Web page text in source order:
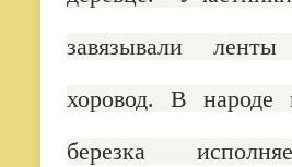
завязывали
хоровод. В народе
березка